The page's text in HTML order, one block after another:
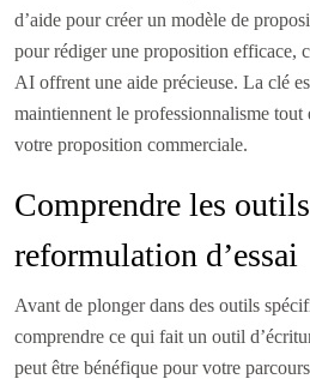
d’aide pour créer un modèle de
pour rédiger une proposition efficace,
AI offrent une aide précieuse. La clé
maintiennent le professionnalisme tout
votre proposition commerciale.
Comprendre les
reformulation d’essai
Avant de plonger dans des outils
comprendre ce qui fait un outil
peut être bénéfique pour votre